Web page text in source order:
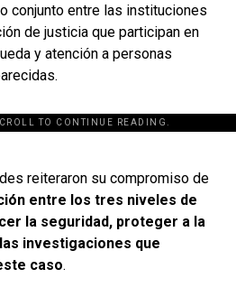
conjunto entre las instituciones
de justicia que participan en
y atención a personas
TO CONTINUE READING.
id="243463"]
reiteraron su compromiso de
entre los tres niveles de
la seguridad, proteger a la
investigaciones que
caso.